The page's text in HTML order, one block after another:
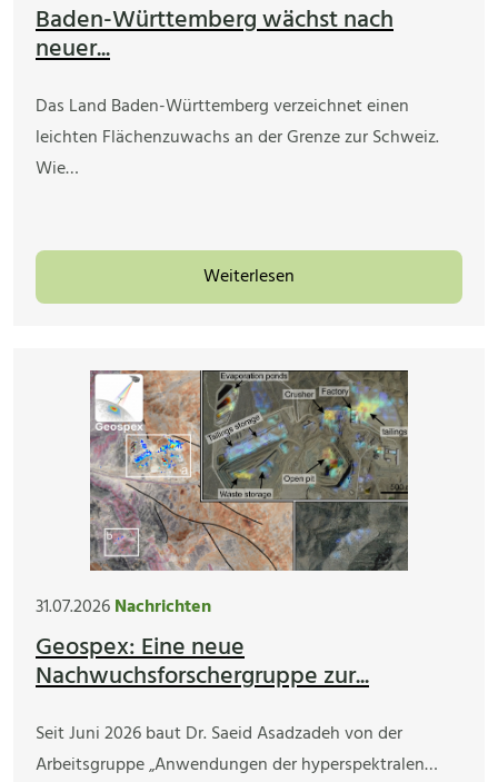
Baden-Württemberg wächst nach
neuer...
Das Land Baden-Württemberg verzeichnet einen
leichten Flächenzuwachs an der Grenze zur Schweiz.
Wie…
Weiterlesen
31.07.2026Nachrichten
Geospex: Eine neue
Nachwuchsforschergruppe zur...
Seit Juni 2026 baut Dr. Saeid Asadzadeh von der
Arbeitsgruppe „Anwendungen der hyperspektralen…